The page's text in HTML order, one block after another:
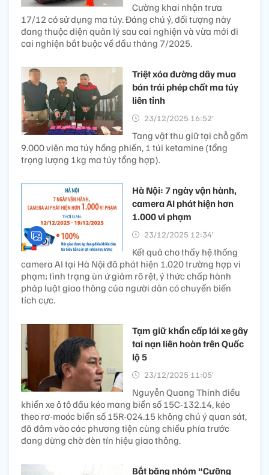
Cường khai nhận trưa
17/12 có sử dụng ma túy. Đáng chú ý, đối tượng này
đang thuộc diện quản lý sau cai nghiện và vừa mới đi
cai nghiện bắt buộc về đầu tháng 7/2025.
Triệt xóa đường dây mua
bán trái phép chất ma túy
liên tỉnh
23/12/2025 16:52’
Tang vật thu giữ tại chỗ gồm
9.000 viên ma túy hồng phiến, 1 túi ketamine (tổng
trọng lượng 1kg ma túy tổng hợp).
Hà Nội: 7 ngày vận hành,
camera AI phát hiện hơn
1.000 vi phạm
23/12/2025 12:34’
Kết quả cho thấy hệ thống
camera AI tại Hà Nội đã phát hiện 1.020 trường hợp vi
phạm; tình trạng ùn ứ giảm rõ rệt, ý thức chấp hành
pháp luật giao thông của người dân có chuyển biến
tích cực.
Tạm giữ khẩn cấp lái xe gây
tai nạn liên hoàn trên Quốc
lộ 5
23/12/2025 11:05’
Nguyễn Quang Thinh điều
khiển xe ô tô đầu kéo mang biển số 15C-132.14, kéo
theo rơ-moóc biển số 15R-024.15 không chú ý quan sát,
đã đâm vào các phương tiện cùng chiều phía trước
đang dừng chờ đèn tín hiệu giao thông.
Bắt băng nhóm “Cưỡng